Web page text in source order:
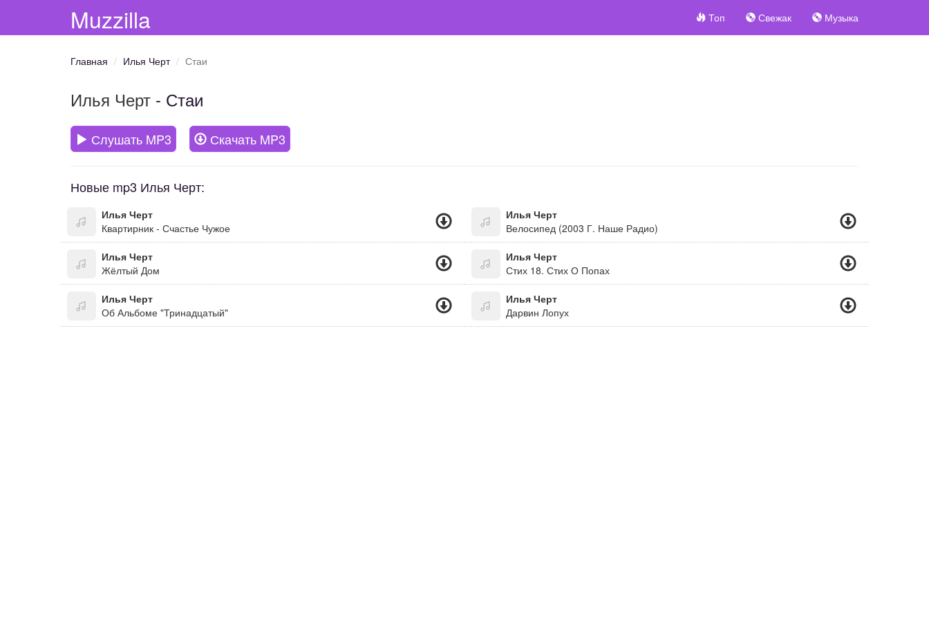
Muzzilla Топ Свежак Музыка
Главная Илья Черт Стаи
Илья Черт - Стаи
Слушать MP3 Скачать MP3
Новые mp3 Илья Черт:
Илья Черт
Квартирник - Счастье Чужое
Илья Черт
Велосипед (2003 Г. Наше Радио)
Илья Черт
Жёлтый Дом
Илья Черт
Стих 18. Стих О Попах
Илья Черт
Об Альбоме "Тринадцатый"
Илья Черт
Дарвин Лопух